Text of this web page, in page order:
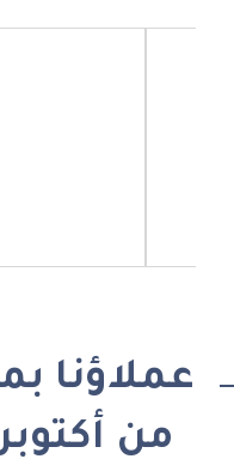
عملاؤنا
من